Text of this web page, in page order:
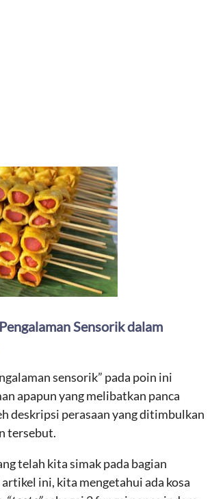
Sensorik dalam
sensorik” pada poin ini
apapun yang melibatkan panca
deskripsi perasaan yang ditimbulkan
tersebut.
telah kita simak pada bagian
ini, kita mengetahui ada kosa